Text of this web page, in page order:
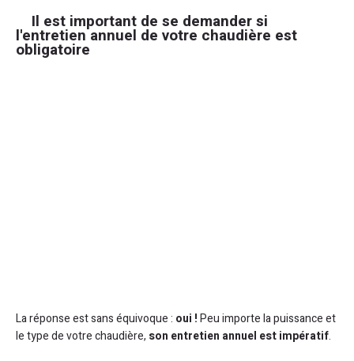
Il est important de se demander si
l'entretien annuel de votre chaudière est
obligatoire
La réponse est sans équivoque : oui !Peu importe la puissance et
le type de votre chaudière, son entretien annuel est impératif.